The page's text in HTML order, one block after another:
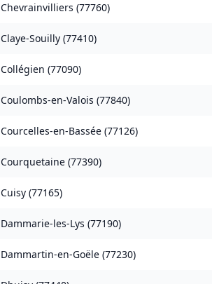
Chevrainvilliers (77760)
Claye-Souilly (77410)
Collégien (77090)
Coulombs-en-Valois (77840)
Courcelles-en-Bassée (77126)
Courquetaine (77390)
Cuisy (77165)
Dammarie-les-Lys (77190)
Dammartin-en-Goële (77230)